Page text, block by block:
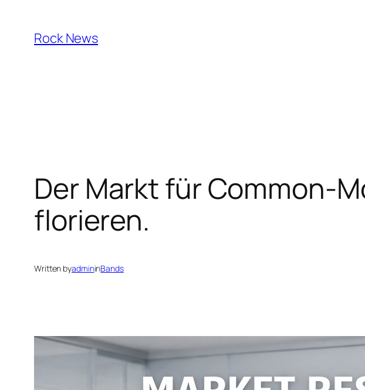
content
Rock News
Der Markt für Common-
florieren.
Written byadmininBands